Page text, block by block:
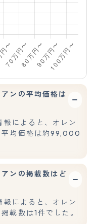
ンの平均価格は
によると、オレン
平均価格は約99,000
ンの掲載数はど
によると、オレン
載数は1件でした。